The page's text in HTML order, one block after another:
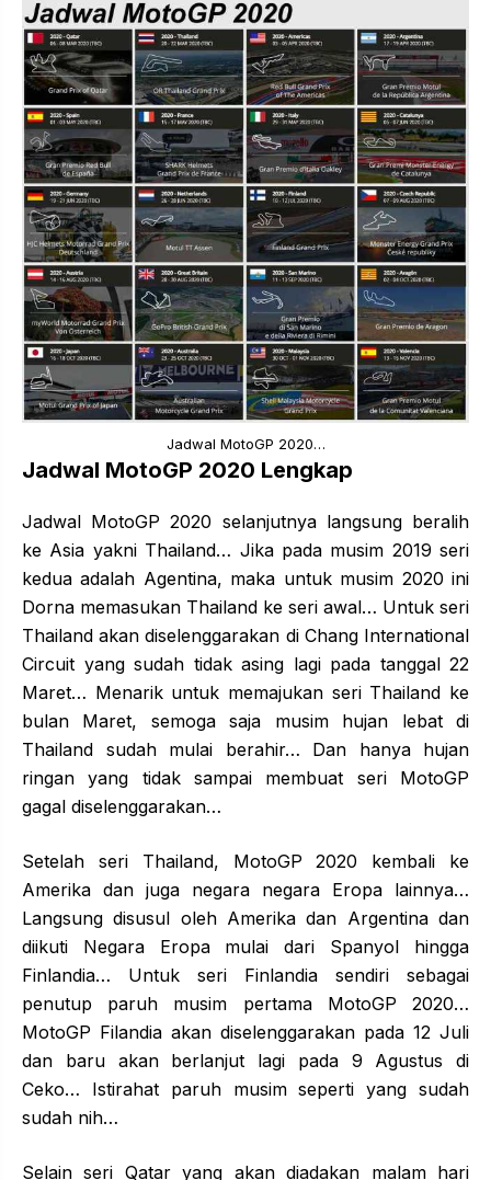
Jadwal MotoGP 2020…
Jadwal MotoGP 2020 Lengkap
Jadwal MotoGP 2020 selanjutnya langsung beralih
ke Asia yakni Thailand… Jika pada musim 2019 seri
kedua adalah Agentina, maka untuk musim 2020 ini
Dorna memasukan Thailand ke seri awal… Untuk seri
Thailand akan diselenggarakan di Chang International
Circuit yang sudah tidak asing lagi pada tanggal 22
Maret… Menarik untuk memajukan seri Thailand ke
bulan Maret, semoga saja musim hujan lebat di
Thailand sudah mulai berahir… Dan hanya hujan
ringan yang tidak sampai membuat seri MotoGP
gagal diselenggarakan…
Setelah seri Thailand, MotoGP 2020 kembali ke
Amerika dan juga negara negara Eropa lainnya…
Langsung disusul oleh Amerika dan Argentina dan
diikuti Negara Eropa mulai dari Spanyol hingga
Finlandia… Untuk seri Finlandia sendiri sebagai
penutup paruh musim pertama MotoGP 2020…
MotoGP Filandia akan diselenggarakan pada 12 Juli
dan baru akan berlanjut lagi pada 9 Agustus di
Ceko… Istirahat paruh musim seperti yang sudah
sudah nih…
Selain seri Qatar yang akan diadakan malam hari